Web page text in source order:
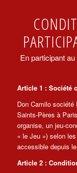
En participant
Article 1 : Société
Don Camilo
Saints-Pères à
organise, un jeu-
« le Jeu ») selon
accessible depuis
Article 2 :